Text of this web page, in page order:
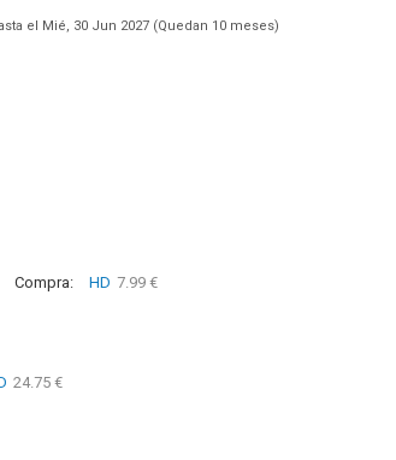
el Mié, 30 Jun 2027 (Quedan 10 meses)
Compra: HD 7.99 €
24.75 €